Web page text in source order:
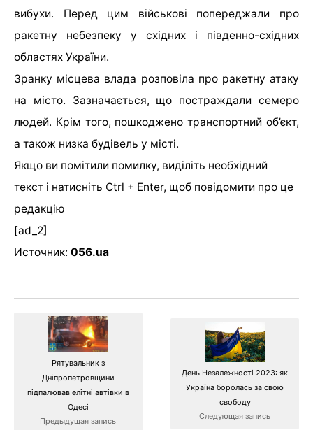
вибухи. Перед цим військові попереджали про
ракетну небезпеку у східних і південно-східних
областях України.
Зранку місцева влада розповіла про ракетну атаку
на місто. Зазначається, що постраждали семеро
людей. Крім того, пошкоджено транспортний об’єкт,
а також низка будівель у місті.
Якщо ви помітили помилку, виділіть необхідний
текст і натисніть Ctrl + Enter, щоб повідомити про це
редакцію
[ad_2]
Источник: 056.ua
Рятувальник з
Дніпропетровщини
підпалював елітні автівки в
Одесі
Предыдущая запись
День Незалежності 2023: як
Україна боролась за свою
свободу
Следующая запись